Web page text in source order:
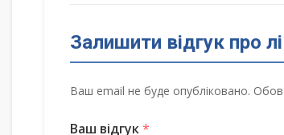
Залишити відгук про
Ваш email не буде опубліковано.
Ваш відгук*